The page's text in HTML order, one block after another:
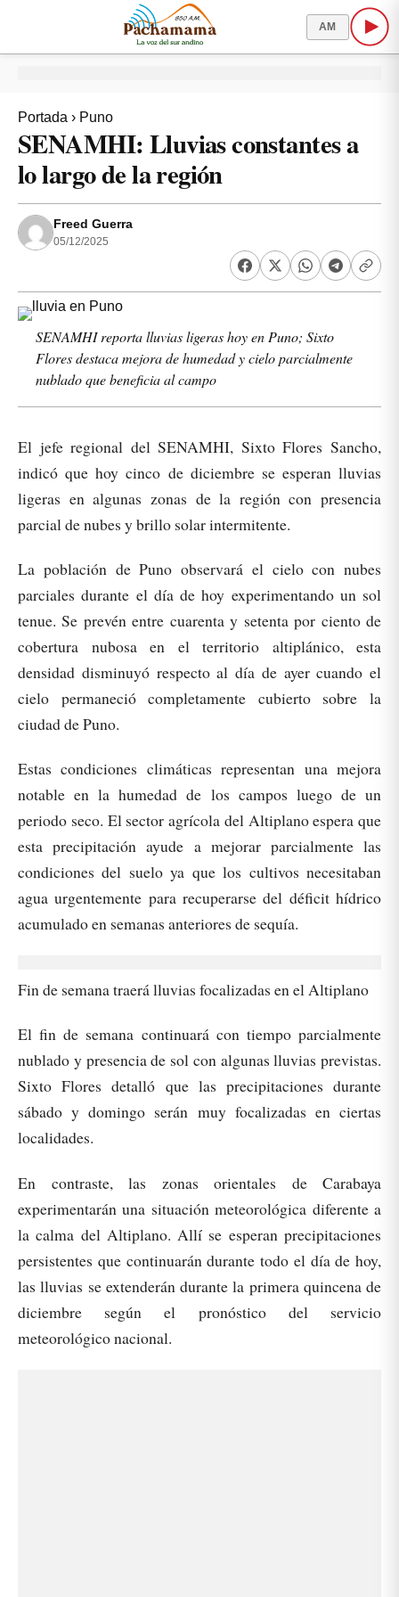
AM
Portada › Puno
SENAMHI: Lluvias constantes a
lo largo de la región
Freed Guerra
05/12/2025
SENAMHI reporta lluvias ligeras hoy en Puno; Sixto
Flores destaca mejora de humedad y cielo parcialmente
nublado que beneficia al campo
El jefe regional del SENAMHI, Sixto Flores Sancho,
indicó que hoy cinco de diciembre se esperan lluvias
ligeras en algunas zonas de la región con presencia
parcial de nubes y brillo solar intermitente.
La población de Puno observará el cielo con nubes
parciales durante el día de hoy experimentando un sol
tenue. Se prevén entre cuarenta y setenta por ciento de
cobertura nubosa en el territorio altiplánico, esta
densidad disminuyó respecto al día de ayer cuando el
cielo permaneció completamente cubierto sobre la
ciudad de Puno.
Estas condiciones climáticas representan una mejora
notable en la humedad de los campos luego de un
periodo seco. El sector agrícola del Altiplano espera que
esta precipitación ayude a mejorar parcialmente las
condiciones del suelo ya que los cultivos necesitaban
agua urgentemente para recuperarse del déficit hídrico
acumulado en semanas anteriores de sequía.
Fin de semana traerá lluvias focalizadas en el Altiplano
El fin de semana continuará con tiempo parcialmente
nublado y presencia de sol con algunas lluvias previstas.
Sixto Flores detalló que las precipitaciones durante
sábado y domingo serán muy focalizadas en ciertas
localidades.
En contraste, las zonas orientales de Carabaya
experimentarán una situación meteorológica diferente a
la calma del Altiplano. Allí se esperan precipitaciones
persistentes que continuarán durante todo el día de hoy,
las lluvias se extenderán durante la primera quincena de
diciembre según el pronóstico del servicio
meteorológico nacional.